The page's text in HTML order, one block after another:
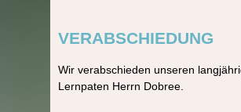
VERABSCHIEDUNG
Wir verabschieden unseren
Lernpaten Herrn Dobree.